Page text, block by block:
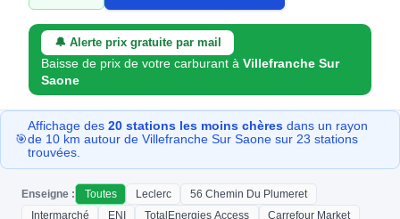
🔔 Alerte prix gratuite par mail
Baisse de prix de votre carburant àVillefranche Sur
Saone
🎯
Affichage des 20 stations les moins chères dans un rayon
de 10 km autour de Villefranche Sur Saone sur 23 stations
trouvées.
Enseigne : Toutes Leclerc
56 Chemin Du Plumeret
Intermarché
ENI TotalEnergies Access Carrefour Market